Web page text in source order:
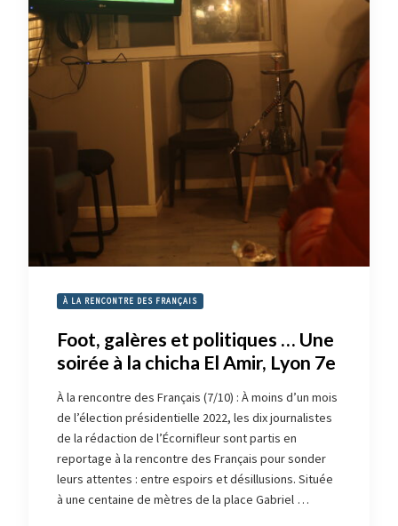
À LA RENCONTRE DES FRANÇAIS
Foot, galères et politiques … Une
soirée à la chicha El Amir, Lyon 7e
À la rencontre des Français (7/10) : À moins d’un mois
de l’élection présidentielle 2022, les dix journalistes
de la rédaction de l’Écornifleur sont partis en
reportage à la rencontre des Français pour sonder
leurs attentes : entre espoirs et désillusions. Située
à une centaine de mètres de la place Gabriel …